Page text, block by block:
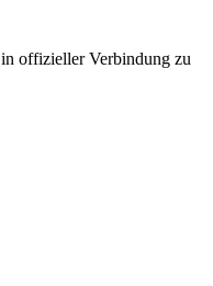
offizieller Verbindung zu